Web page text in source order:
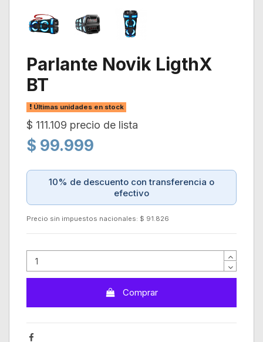
Parlante Novik LigthX
BT
Últimas unidades en stock
$ 111.109 precio de lista
$ 99.999
10% de descuento con transferencia o
efectivo
Precio sin impuestos nacionales: $ 91.826
Comprar